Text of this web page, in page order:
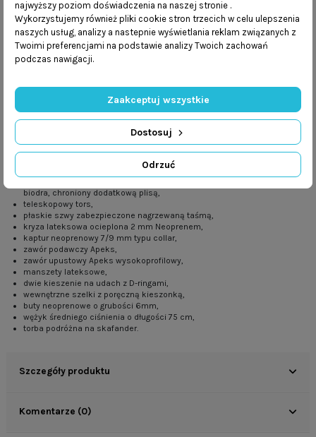
Opis
Parametry:
materiał Cordura/Butylen/Poliester 620g/m2.
Standardowo wyposażony:
biodra, chroniony dodatkową plisą,
teleskopowy tors,
płaskie szwy zabezpieczone nagrzewaną taśmą,
kryza lateksowa ocieplona 2 mm Neoprenem,
kaptur neoprenowy 7/9 mm typu collar,
zawór podawczy Apeks,
zawór upustowy Apeks wysokoprofilowy,
manszety lateksowe,
dwie kieszenie na udach z D-ringami,
wewnętrzne szelki z poręczną kieszonką,
buty neoprenowe o grubości 6mm,
wężyk średniego ciśnienia o długości 75 cm,
torba podróżna na skafander.
Szczegóły produktu
Komentarze (0)
najwyższy poziom doświadczenia na naszej stronie .
Wykorzystujemy również pliki cookie stron trzecich w celu ulepszenia
naszych usług, analizy a nastepnie wyświetlania reklam związanych z
Twoimi preferencjami na podstawie analizy Twoich zachowań
podczas nawigacji.
Odrzuć
Dostosuj
Zaakceptuj wszystkie